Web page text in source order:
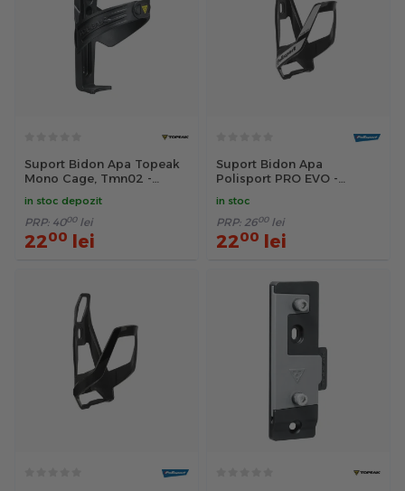
Suport Bidon Apa Topeak
Mono Cage, Tmn02 -
in stoc depozit
PRP: 4000 lei
2200 lei
Suport Bidon Apa
Polisport PRO EVO -
in stoc
PRP: 2600 lei
2200 lei